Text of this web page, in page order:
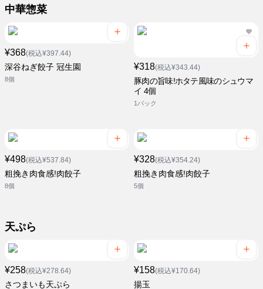
中華惣菜
¥368(税込¥397.44)
深谷ねぎ餃子 冠生園
8個
¥318(税込¥343.44)
豚肉の旨味!ホタテ風味のシュウマ
イ 4個
1パック
¥498(税込¥537.84)
粗挽き肉食感!肉餃子
8個
¥328(税込¥354.24)
粗挽き肉食感!肉餃子
5個
天ぷら
¥258(税込¥278.64)
さつまいも天ぷら
¥158(税込¥170.64)
揚玉